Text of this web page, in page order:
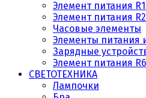
Элемент питания
Элемент питания
Часовые элементы
Элементы питания
Зарядные
Элемент питания
СВЕТОТЕХНИКА
Лампочки